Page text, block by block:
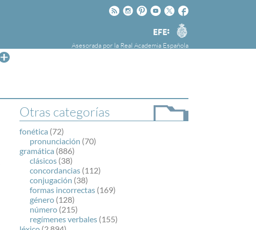
Facebook
Twitter
Youtube
Pinteres
Instagram
Rss
Agencia
EFE
Asesorada por la Real Academia Española
la Agencia Efe y la Real Academia Española,
cuyo objetivo es colaborar con el buen uso del
español en los medios de comunicación y en
Internet.
Otras categorías
fonética (72)
pronunciación (70)
gramática (886)
clásicos (38)
concordancias (112)
conjugación (38)
formas incorrectas (169)
género (128)
número (215)
regímenes verbales (155)